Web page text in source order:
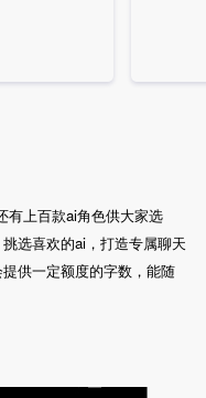
有上百款ai角色供大家选
选喜欢的ai，打造专属聊天
供一定额度的字数，能随